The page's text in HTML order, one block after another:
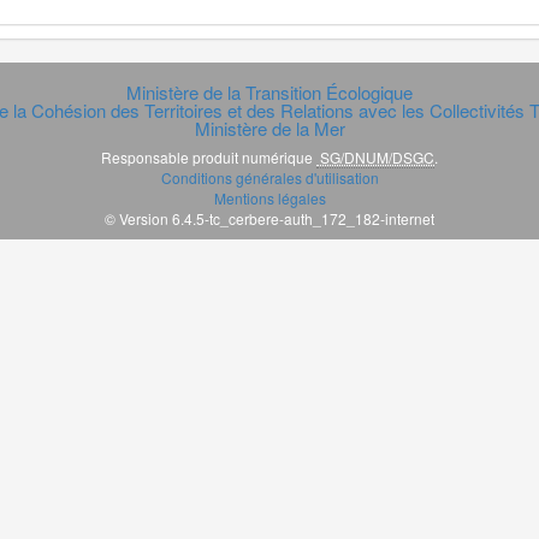
Ministère de la Transition Écologique
la Cohésion des Territoires et des Relations avec les Collectivités
Ministère de la Mer
Responsable produit numérique SG/DNUM/DSGC
Conditions générales d'utilisation
Mentions légales
© Version 6.4.5-tc_cerbere-auth_172_182-internet